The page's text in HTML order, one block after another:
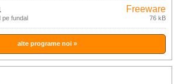
pe fundal
Freeware
76 kB
alte programe noi »